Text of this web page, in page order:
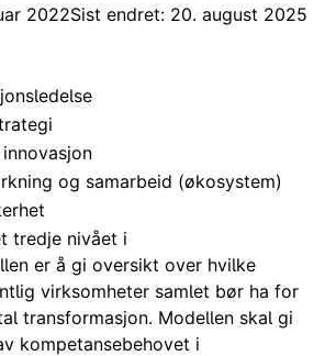
2022Sist endret: 20. august 2025
og samarbeid (økosystem)
tredje nivået i
er å gi oversikt over hvilke
virksomheter samlet bør ha for
transformasjon. Modellen skal gi
kompetansebehovet i